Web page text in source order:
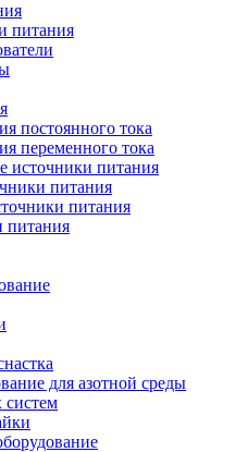
питания
постоянного тока
переменного тока
источники питания
питания
питания
питания
для азотной среды